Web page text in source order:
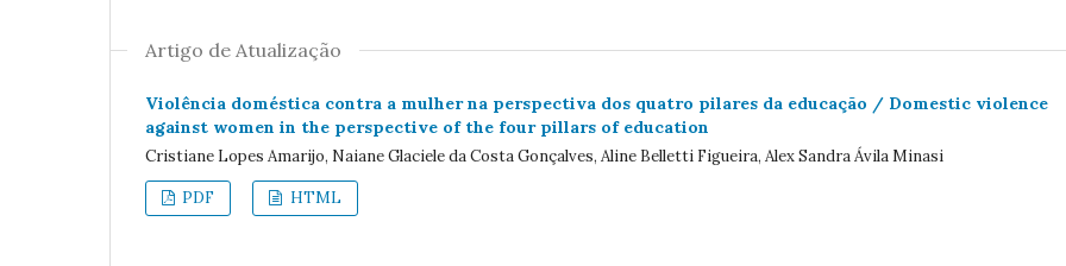
Artigo de Atualização
Violência doméstica contra a mulher na perspectiva dos quatro pilares da educação / Domestic violence
against women in the perspective of the four pillars of education
Cristiane Lopes Amarijo, Naiane Glaciele da Costa Gonçalves, Aline Belletti Figueira, Alex Sandra Ávila Minasi
PDF HTML